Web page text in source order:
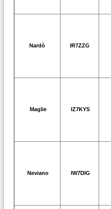
Nardò IR7ZZG
Maglie IZ7KYS
Neviano IW7DIG